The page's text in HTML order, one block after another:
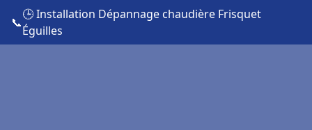
📞
🕒 Installation Dépannage chaudière Frisquet
Éguilles